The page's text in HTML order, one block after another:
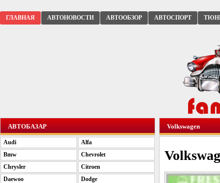
ГЛАВНАЯ АВТОНОВОСТИ АВТООБЗОР АВТОСПОРТ
Volkswagen
АВТОБАЗАР
Audi
Alfa
Bmw
Chevrolet
Chrysler
Citroen
Daewoo
Dodge